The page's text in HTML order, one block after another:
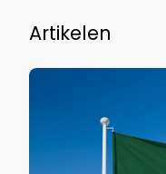
Artikelen